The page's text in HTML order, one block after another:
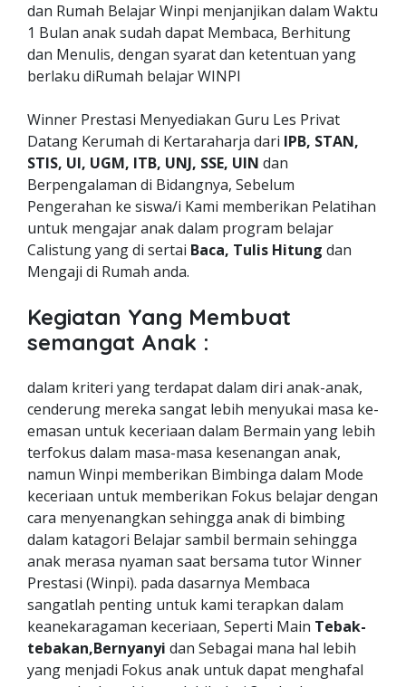
dan Rumah Belajar Winpi menjanjikan dalam Waktu
1 Bulan anak sudah dapat Membaca, Berhitung
dan Menulis, dengan syarat dan ketentuan yang
berlaku diRumah belajar WINPI
Winner Prestasi Menyediakan Guru Les Privat
Datang Kerumah di Kertaraharja dari IPB, STAN,
STIS, UI, UGM, ITB, UNJ, SSE, UIN dan
Berpengalaman di Bidangnya, Sebelum
Pengerahan ke siswa/i Kami memberikan Pelatihan
untuk mengajar anak dalam program belajar
Calistung yang di sertai Baca, Tulis Hitung dan
Mengaji di Rumah anda.
Kegiatan Yang Membuat
semangat Anak :
dalam kriteri yang terdapat dalam diri anak-anak,
cenderung mereka sangat lebih menyukai masa ke-
emasan untuk keceriaan dalam Bermain yang lebih
terfokus dalam masa-masa kesenangan anak,
namun Winpi memberikan Bimbinga dalam Mode
keceriaan untuk memberikan Fokus belajar dengan
cara menyenangkan sehingga anak di bimbing
dalam katagori Belajar sambil bermain sehingga
anak merasa nyaman saat bersama tutor Winner
Prestasi (Winpi). pada dasarnya Membaca
sangatlah penting untuk kami terapkan dalam
keanekaragaman keceriaan, Seperti Main Tebak-
tebakan,Bernyanyi dan Sebagai mana hal lebih
yang menjadi Fokus anak untuk dapat menghafal